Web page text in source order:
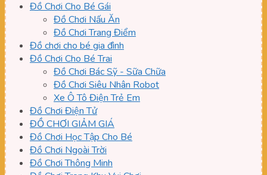
Đồ Chơi Cho Bé Gái
Đồ Chơi Nấu Ăn
Đồ Chơi Trang Điểm
Đồ chơi cho bé gia đình
Đồ Chơi Cho Bé Trai
Đồ Chơi Bác Sỹ - Sữa Chữa
Đồ Chơi Siêu Nhân Robot
Xe Ô Tô Điện Trẻ Em
Đồ Chơi Điện Tử
ĐỒ CHƠI GIẢM GIÁ
Đồ Chơi Học Tập Cho Bé
Đồ Chơi Ngoài Trời
Đồ Chơi Thông Minh